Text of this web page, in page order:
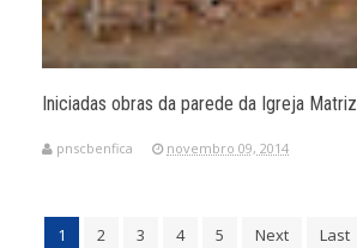
Iniciadas obras da parede da Igreja Matriz
pnscbenfica novembro 09, 2014
1 2 3 4 5 Next Last